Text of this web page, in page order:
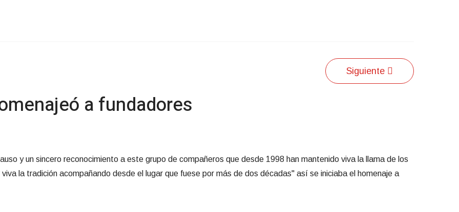
Siguiente
a fundadores
y un sincero reconocimiento a este grupo de compañeros que desde 1998 han mantenido viva la llama de los
la tradición acompañando desde el lugar que fuese por más de dos décadas" así se iniciaba el homenaje a